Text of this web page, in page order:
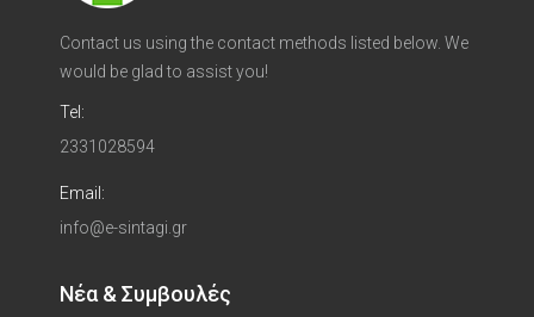
Contact us using the contact methods listed below. We
would be glad to assist you!
Tel:
2331028594
Email:
info@e-sintagi.gr
Νέα & Συμβουλές